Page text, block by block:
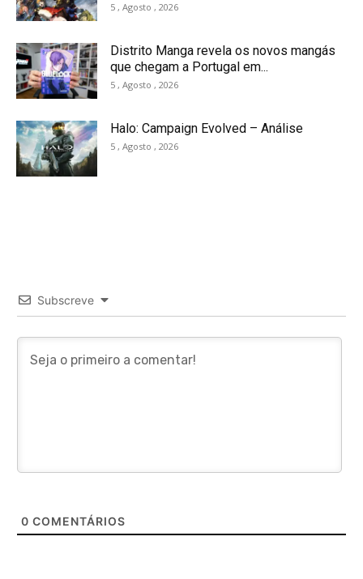
5 , Agosto , 2026
Distrito Manga revela os novos mangás
que chegam a Portugal em...
5 , Agosto , 2026
Halo: Campaign Evolved – Análise
5 , Agosto , 2026
Subscreve
0 COMENTÁRIOS